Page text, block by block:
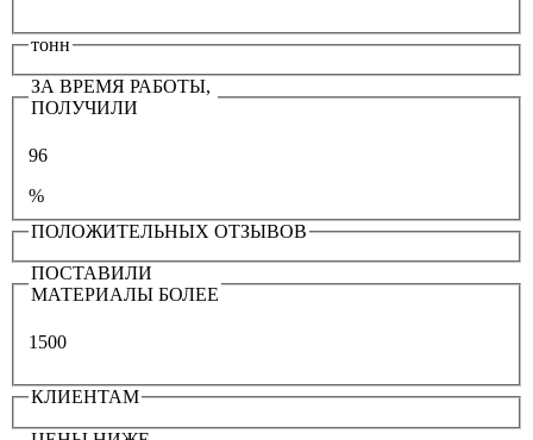
тонн
ЗА ВРЕМЯ РАБОТЫ,
ПОЛУЧИЛИ
96
%
ПОЛОЖИТЕЛЬНЫХ ОТЗЫВОВ
ПОСТАВИЛИ
МАТЕРИАЛЫ БОЛЕЕ
1500
КЛИЕНТАМ